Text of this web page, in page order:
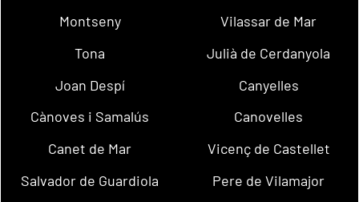
Montseny
Vilassar de Mar
Tona
Julià de Cerdanyola
Joan Despí
Canyelles
Cànoves i Samalús
Canovelles
Canet de Mar
Vicenç de Castellet
Salvador de Guardiola
Pere de Vilamajor